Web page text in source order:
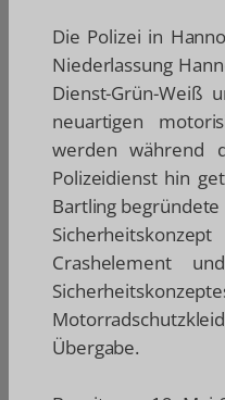
Die Polizei in
Niederlassung
Dienst-Grün-Weiß
neuartigen
werden während
Polizeidienst hin
Bartling
Crashelement
Übergabe.